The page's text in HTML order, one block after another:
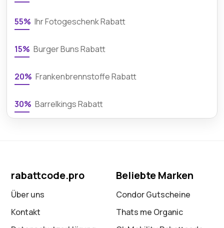
55% Ihr Fotogeschenk Rabatt
15% Burger Buns Rabatt
20% Frankenbrennstoffe Rabatt
30% Barrelkings Rabatt
rabattcode.pro
Über uns
Kontakt
Beliebte Marken
Condor Gutscheine
Thats me Organic